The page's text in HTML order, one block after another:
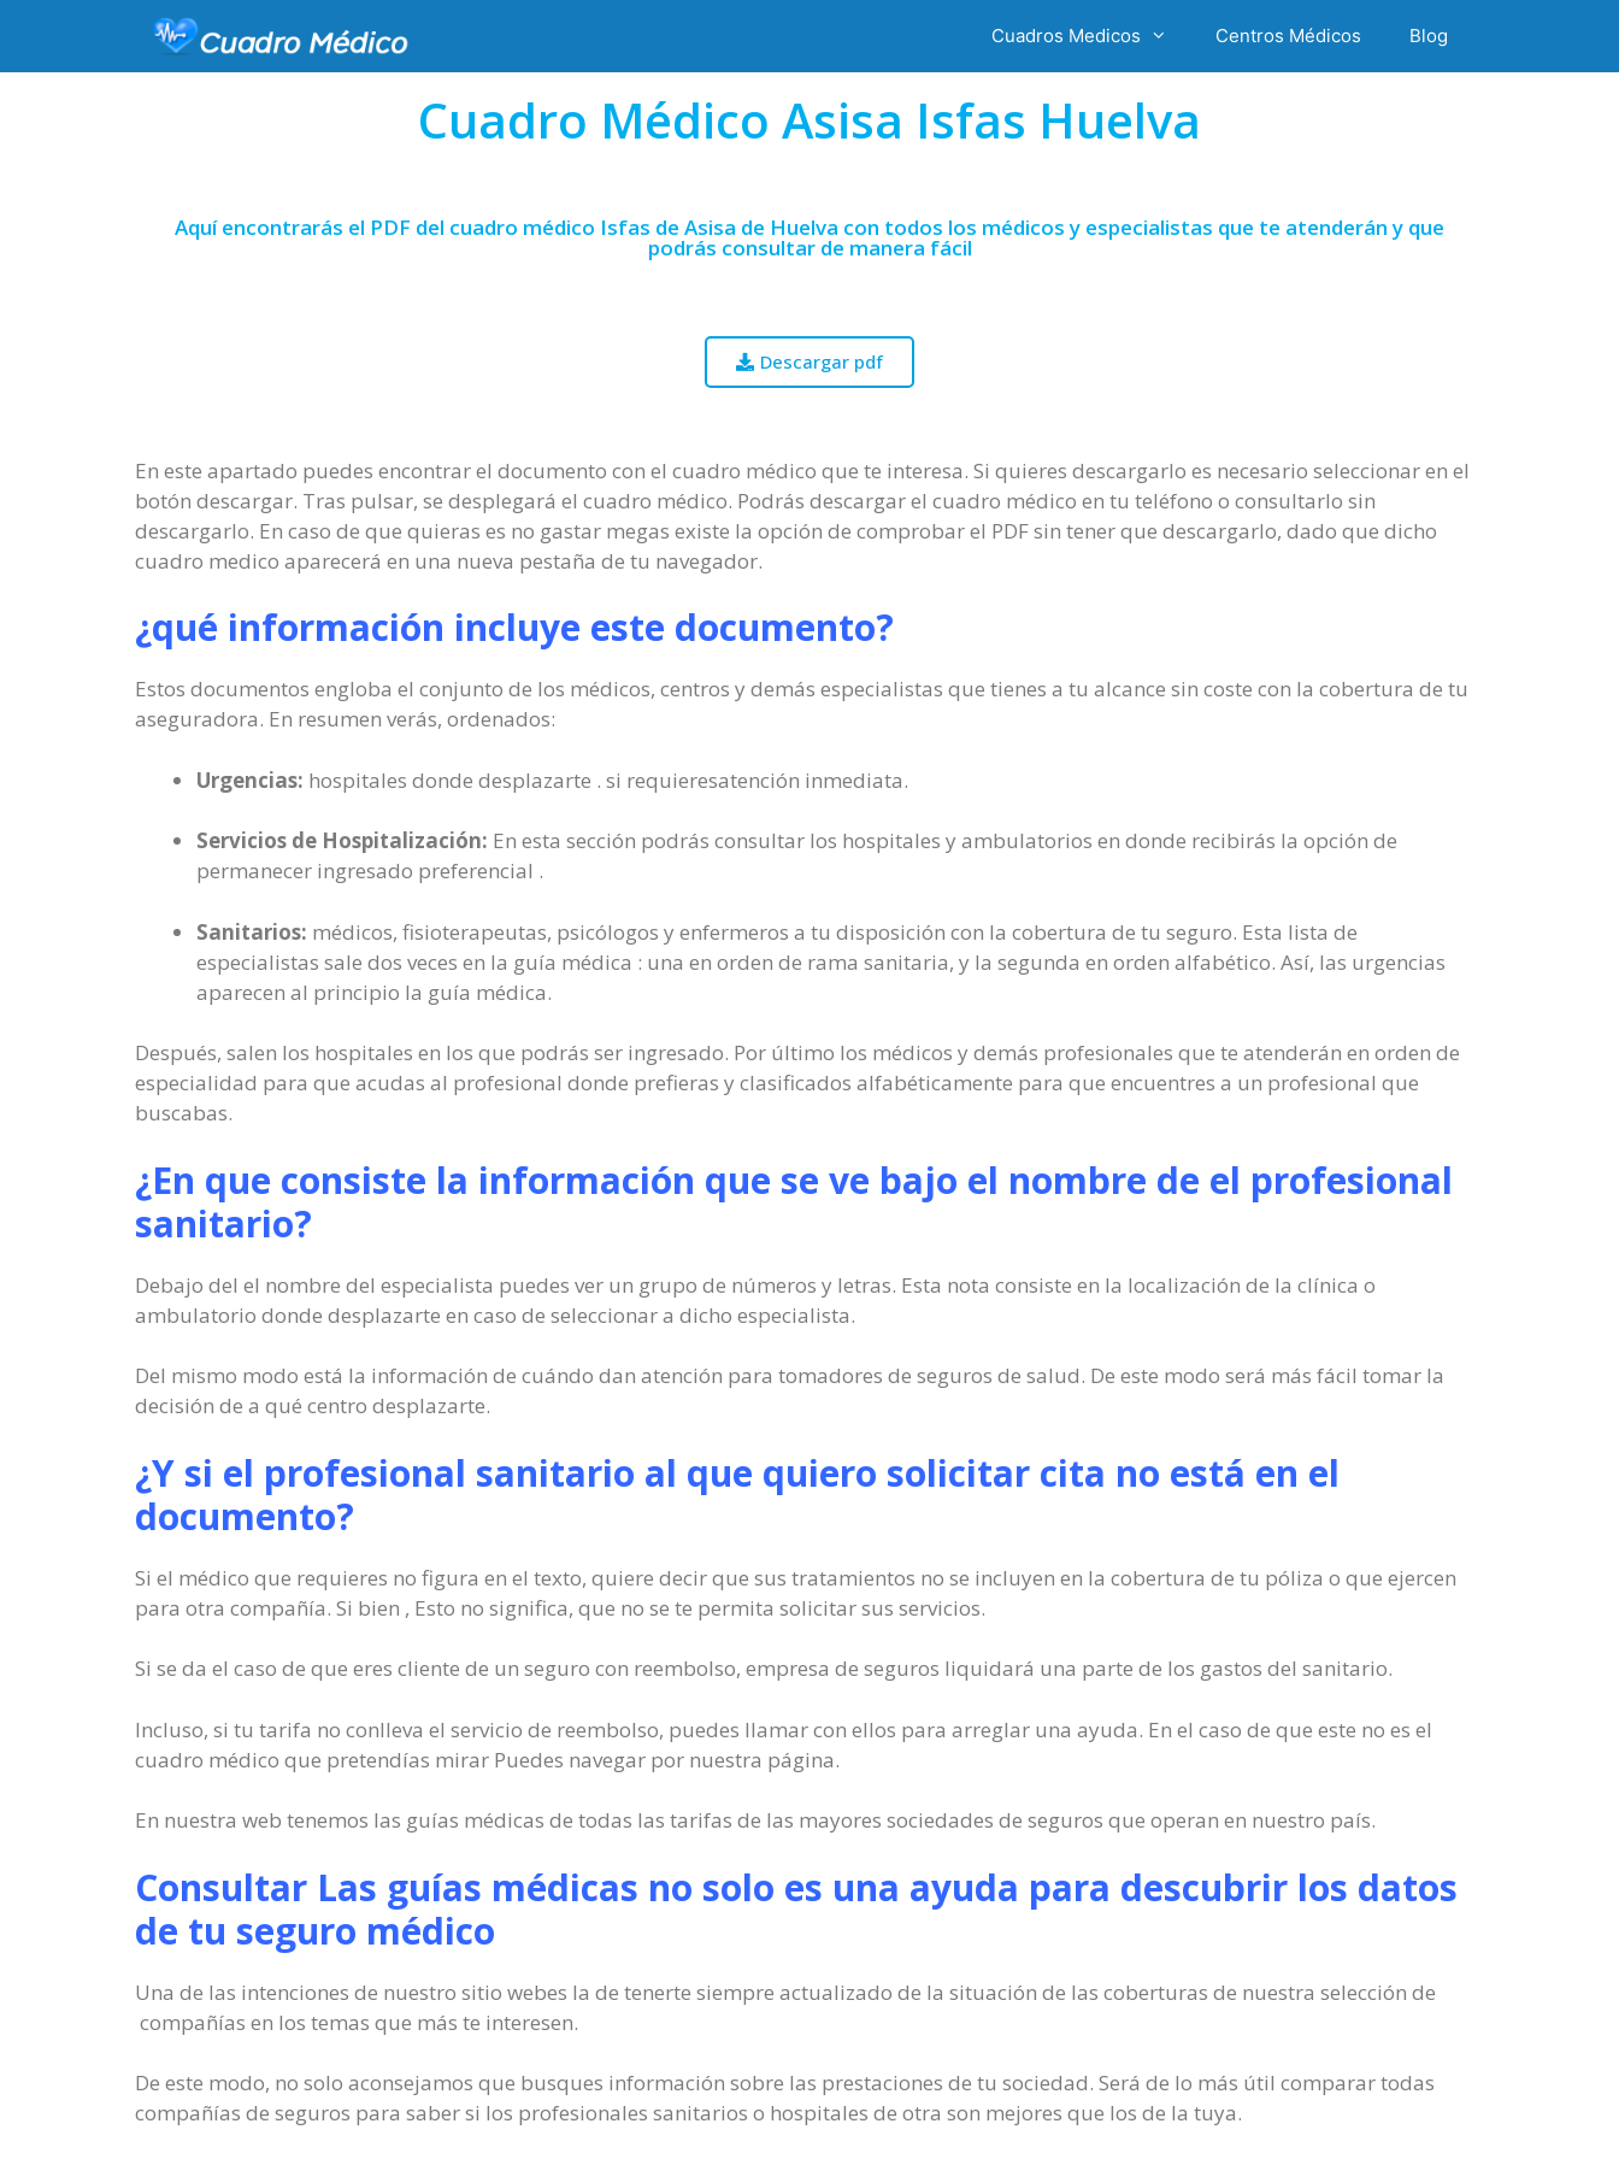
Cuadros Medicos Centros Médicos Blog
Cuadro Médico Asisa Isfas Huelva
Aquí encontrarás el PDF del cuadro médico Isfas de Asisa de Huelva con todos los médicos y especialistas que te atenderán y que
podrás consultar de manera fácil
Descargar pdf
En este apartado puedes encontrar el documento con el cuadro médico que te interesa. Si quieres descargarlo es necesario seleccionar en el
botón descargar. Tras pulsar, se desplegará el cuadro médico. Podrás descargar el cuadro médico en tu teléfono o consultarlo sin
descargarlo. En caso de que quieras es no gastar megas existe la opción de comprobar el PDF sin tener que descargarlo, dado que dicho
cuadro medico aparecerá en una nueva pestaña de tu navegador.
¿qué información incluye este documento?
Estos documentos engloba el conjunto de los médicos, centros y demás especialistas que tienes a tu alcance sin coste con la cobertura de tu
aseguradora. En resumen verás, ordenados:
Urgencias: hospitales donde desplazarte . si requieresatención inmediata.
Servicios de Hospitalización: En esta sección podrás consultar los hospitales y ambulatorios en donde recibirás la opción de
permanecer ingresado preferencial .
Sanitarios: médicos, fisioterapeutas, psicólogos y enfermeros a tu disposición con la cobertura de tu seguro. Esta lista de
especialistas sale dos veces en la guía médica : una en orden de rama sanitaria, y la segunda en orden alfabético. Así, las urgencias
aparecen al principio la guía médica.
Después, salen los hospitales en los que podrás ser ingresado. Por último los médicos y demás profesionales que te atenderán en orden de
especialidad para que acudas al profesional donde prefieras y clasificados alfabéticamente para que encuentres a un profesional que
buscabas.
¿En que consiste la información que se ve bajo el nombre de el profesional
sanitario?
Debajo del el nombre del especialista puedes ver un grupo de números y letras. Esta nota consiste en la localización de la clínica o
ambulatorio donde desplazarte en caso de seleccionar a dicho especialista.
Del mismo modo está la información de cuándo dan atención para tomadores de seguros de salud. De este modo será más fácil tomar la
decisión de a qué centro desplazarte.
¿Y si el profesional sanitario al que quiero solicitar cita no está en el
documento?
Si el médico que requieres no figura en el texto, quiere decir que sus tratamientos no se incluyen en la cobertura de tu póliza o que ejercen
para otra compañía. Si bien , Esto no significa, que no se te permita solicitar sus servicios.
Si se da el caso de que eres cliente de un seguro con reembolso, empresa de seguros liquidará una parte de los gastos del sanitario.
Incluso, si tu tarifa no conlleva el servicio de reembolso, puedes llamar con ellos para arreglar una ayuda. En el caso de que este no es el
cuadro médico que pretendías mirar Puedes navegar por nuestra página.
En nuestra web tenemos las guías médicas de todas las tarifas de las mayores sociedades de seguros que operan en nuestro país.
Consultar Las guías médicas no solo es una ayuda para descubrir los datos
de tu seguro médico
Una de las intenciones de nuestro sitio webes la de tenerte siempre actualizado de la situación de las coberturas de nuestra selección de
compañías en los temas que más te interesen.
De este modo, no solo aconsejamos que busques información sobre las prestaciones de tu sociedad. Será de lo más útil comparar todas
compañías de seguros para saber si los profesionales sanitarios o hospitales de otra son mejores que los de la tuya.